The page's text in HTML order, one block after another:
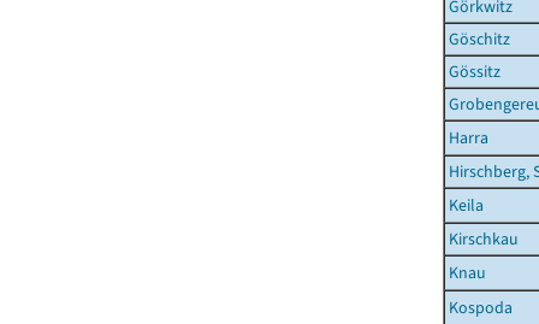
Görkwitz
Göschitz
Gössitz
Harra
Hirschberg,
Keila
Kirschkau
Knau
Kospoda